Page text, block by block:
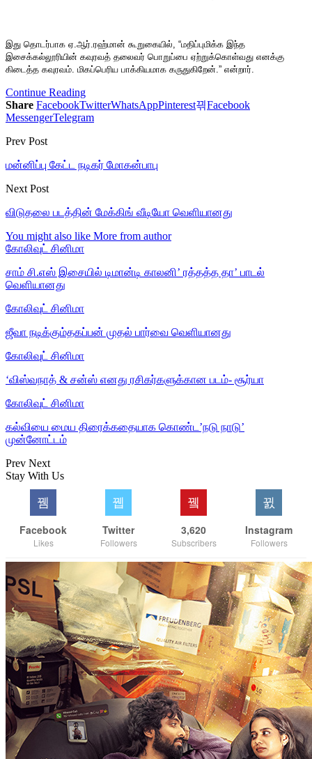
இது தொடர்பாக ஏ.ஆர்.ரஹ்மான் கூறுகையில், “மதிப்புமிக்க இந்த
இசைக்கல்லூரியின் கவுரவத் தலைவர் பொறுப்பை ஏற்றுக்கொள்வது எனக்கு
கிடைத்த கவுரவம். மிகப்பெரிய பாக்கியமாக கருதுகிறேன்.” என்றார்.
Continue Reading
Share FacebookTwitterWhatsAppPinterest
Facebook
MessengerTelegram
Prev Post
மன்னிப்பு கேட்ட நடிகர் மோகன்பாபு
Next Post
விடுதலை படத்தின் மேக்கிங் வீடியோ வெளியானது
You might also like More from author
கோலிவுட் சினிமா
சாம் சி.எஸ் இசையில் டிமான்டி காலனி’ ரத்தத்த தா’ பாடல்
வெளியானது
கோலிவுட் சினிமா
ஜீவா நடிக்கும்தகப்பன் முதல் பார்வை வெளியானது
கோலிவுட் சினிமா
‘விஸ்வநாத் & சன்ஸ் எனது ரசிகர்களுக்கான படம்- சூர்யா
கோலிவுட் சினிமா
கல்வியை மைய திரைக்கதையாக கொண்ட’நடு நாடு’
முன்னோட்டம்
Prev Next
Stay With Us
Facebook
Likes
Twitter
Followers
3,620
Subscribers
Instagram
Followers